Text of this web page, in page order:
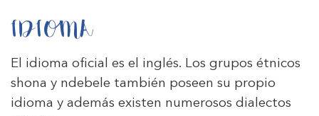
IDIOMA
El idioma oficial es el inglés. Los grupos étnicos
shona y ndebele también poseen su propio
idioma y además existen numerosos dialectos